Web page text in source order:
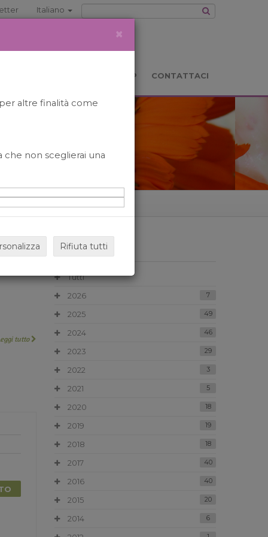
Italiano
BOOKSHOP CONTATTACI
tutto
ARCHIVIO
Tutti
2026
7
2025 49
2024 46
2023 29
2022 3
2021 5
2020 18
2019 19
2018 18
2017 40
2016 40
2015 20
2014 6
×
altre finalità come
che non sceglierai una
Rifiuta tutti